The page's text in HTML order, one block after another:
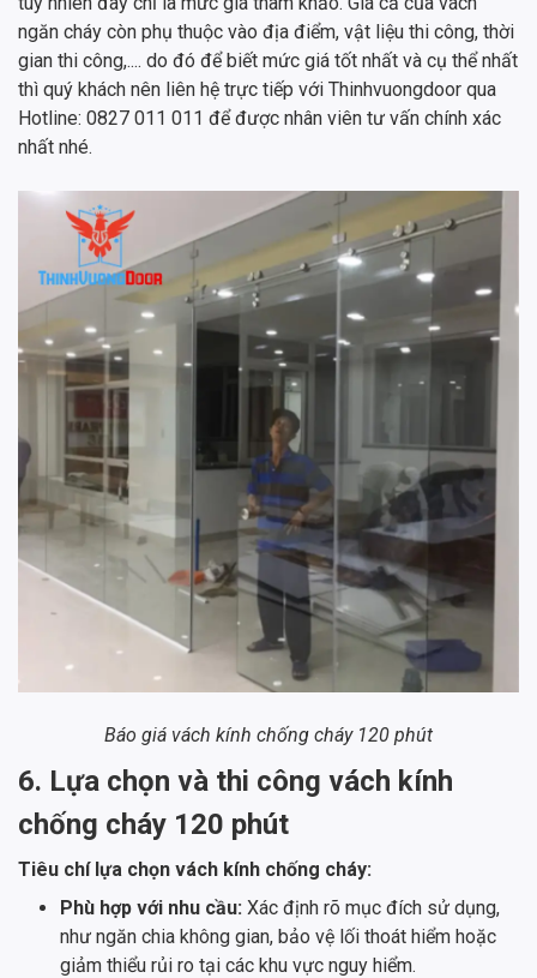
ngăn cháy còn phụ thuộc vào địa điểm, vật liệu thi công, thời
gian thi công,.... do đó để biết mức giá tốt nhất và cụ thể nhất
thì quý khách nên liên hệ trực tiếp với Thinhvuongdoor qua
Hotline: 0827 011 011 để được nhân viên tư vấn chính xác
nhất nhé.
Báo giá vách kính chống cháy 120 phút
6. Lựa chọn và thi công vách kính
chống cháy 120 phút
Tiêu chí lựa chọn vách kính chống cháy:
Phù hợp với nhu cầu: Xác định rõ mục đích sử dụng,
như ngăn chia không gian, bảo vệ lối thoát hiểm hoặc
giảm thiểu rủi ro tại các khu vực nguy hiểm.